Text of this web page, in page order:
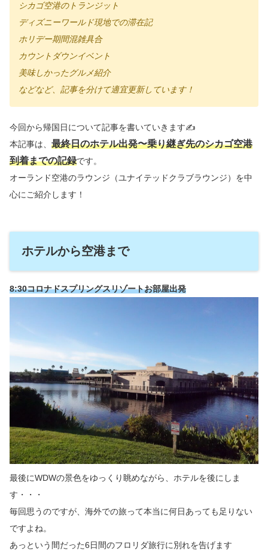
シカゴ空港のトランジット
ディズニーワールド現地での滞在記
ホリデー期間混雑具合
カウントダウンイベント
美味しかったグルメ紹介
などなど、記事を分けて適宜更新しています！
今回から帰国日について記事を書いていきます✍️
本記事は、 最終日のホテル出発〜乗り継ぎ先のシカゴ空港
到着までの記録です。
オーランド空港のラウンジ（ユナイテッドクラブラウンジ）を中
心にご紹介します！
ホテルから空港まで
8:30コロナドスプリングスリゾートお部屋出発
最後にWDWの景色をゆっくり眺めながら、ホテルを後にしま
す・・・
毎回思うのですが、海外での旅って本当に何日あっても足りない
ですよね。
あっという間だった6日間のフロリダ旅行に別れを告げます